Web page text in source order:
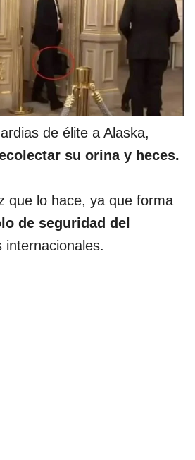
de élite a Alaska,
su orina y heces.
que lo hace, ya que forma
de seguridad del
internacionales.